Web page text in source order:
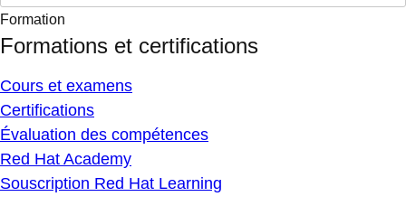
Formation
Formations et certifications
Cours et examens
Certifications
Évaluation des compétences
Red Hat Academy
Souscription Red Hat Learning